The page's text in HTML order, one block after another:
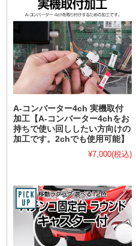
A-コンバーター4ch 実機取付
加工【A-コンバーター4chをお
持ちで使い回ししたい方向けの
加工です。2chでも使用可能】
¥7,000(税込)